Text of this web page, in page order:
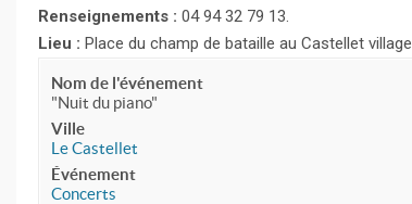
Renseignements : 04 94 32 79 13.
Lieu : Place du champ de bataille au Castellet village.
Nom de l'événement
"Nuit du piano"
Ville
Le Castellet
Événement
Concerts